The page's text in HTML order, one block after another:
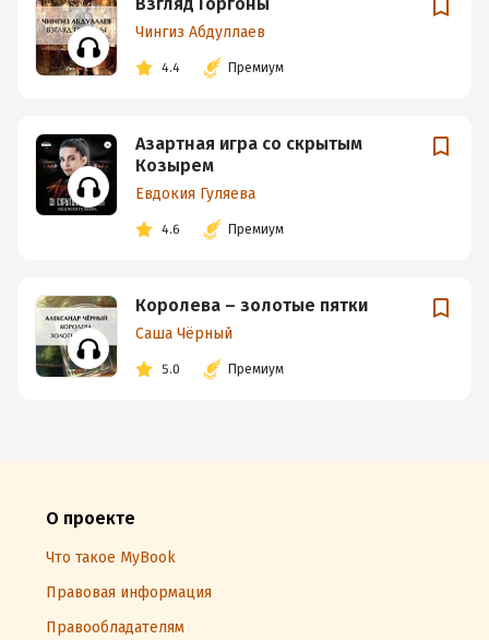
Чингиз Абдуллаев
4.4 Премиум
Азартная игра со скрытым
Козырем
Евдокия Гуляева
4.6 Премиум
Королева – золотые пятки
Саша Чёрный
5.0 Премиум
О проекте
Что такое MyBook
Правовая информация
Правообладателям